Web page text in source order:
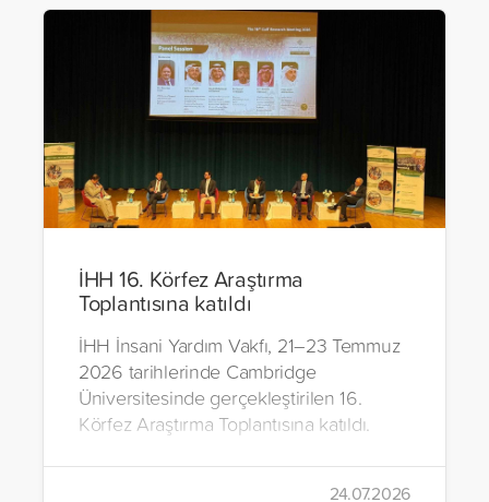
İHH 16. Körfez Araştırma
Toplantısına katıldı
İHH İnsani Yardım Vakfı, 21–23 Temmuz
2026 tarihlerinde Cambridge
Üniversitesinde gerçekleştirilen 16.
Körfez Araştırma Toplantısına katıldı.
24.07.2026